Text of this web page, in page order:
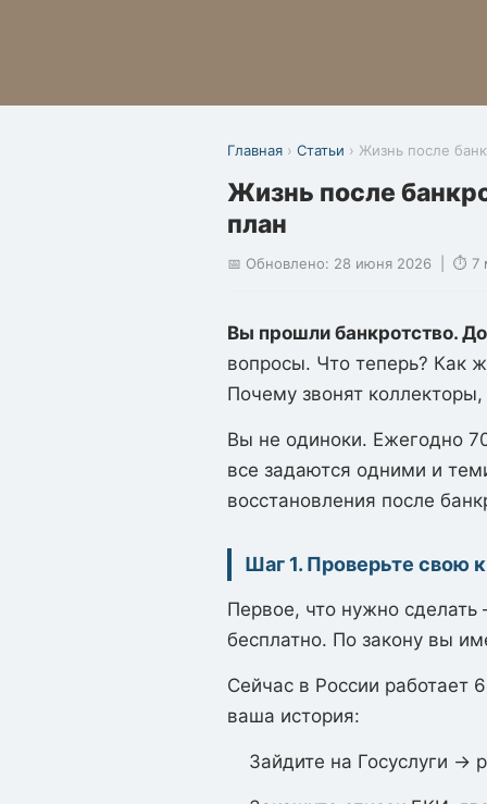
Главная › Статьи › Жизнь после
Жизнь после
план
📅 Обновлено: 28 июня 2026 | ⏱ 7
Вы прошли банкротство.
вопросы. Что теперь? Как
Почему звонят
Вы не одиноки. Ежегодно
все задаются одними и
восстановления после
Шаг 1. Проверьте свою
Первое, что нужно
бесплатно. По закону вы
Сейчас в России работает
ваша история:
Зайдите на Госуслуги →